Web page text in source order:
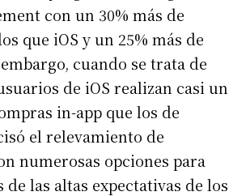
con un 30% más de
que iOS y un 25% más de
cuando se trata de
de iOS realizan casi un
in-app que los de
el relevamiento de
numerosas opciones para
de las altas expectativas de los